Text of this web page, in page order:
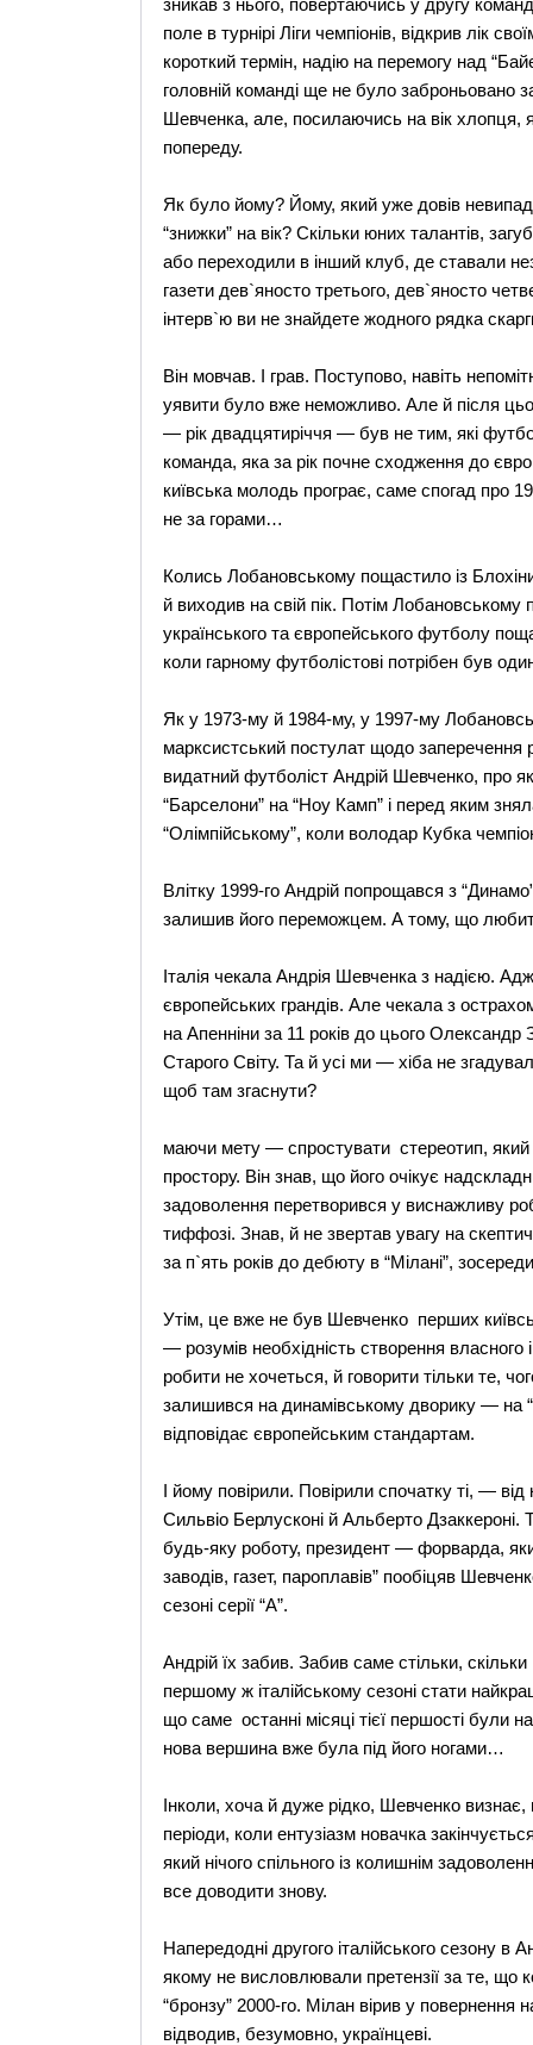
зникав з нього, повертаючись у другу
поле в турнірі Ліги чемпіонів, відкрив лік
короткий термін, надію на перемогу над
головній команді ще не було заброньовано
Шевченка, але, посилаючись на вік хлопця,
попереду.
Як було йому? Йому, який уже довів
“знижки” на вік? Скільки юних талантів,
або переходили в інший клуб, де ставали
газети дев`яносто третього, дев`яносто
інтерв`ю ви не знайдете жодного рядка
Він мовчав. І грав. Поступово, навіть
уявити було вже неможливо. Але й після
— рік двадцятиріччя — був не тим, які
команда, яка за рік почне сходження до
київська молодь програє, саме спогад про
не за горами…
Колись Лобановському пощастило із
й виходив на свій пік. Потім
українського та європейського футболу
коли гарному футболістові потрібен був
Як у 1973-му й 1984-му, у 1997-му
марксистський постулат щодо заперечення
видатний футболіст Андрій Шевченко, про
“Барселони” на “Ноу Камп” і перед яким
“Олімпійському”, коли володар Кубка
Влітку 1999-го Андрій попрощався з
залишив його переможцем. А тому, що
Італія чекала Андрія Шевченка з надією.
європейських грандів. Але чекала з
на Апенніни за 11 років до цього Олександр
Старого Світу. Та й усі ми — хіба не
щоб там згаснути?
маючи мету — спростувати стереотип, який
простору. Він знав, що його очікує
задоволення перетворився у виснажливу
тиффозі. Знав, й не звертав увагу на
за п`ять років до дебюту в “Мілані”,
Утім, це вже не був Шевченко перших
— розумів необхідність створення власного
робити не хочеться, й говорити тільки те,
залишився на динамівському дворику — на
відповідає європейським стандартам.
І йому повірили. Повірили спочатку ті, —
Сильвіо Берлусконі й Альберто
будь-яку роботу, президент — форварда,
заводів, газет, пароплавів” пообіцяв
сезоні серії “А”.
Андрій їх забив. Забив саме стільки,
першому ж італійському сезоні стати
що саме останні місяці тієї першості
нова вершина вже була під його ногами…
Інколи, хоча й дуже рідко, Шевченко
періоди, коли ентузіазм новачка
який нічого спільного із колишнім
все доводити знову.
Напередодні другого італійського сезону в
якому не висловлювали претензії за те, що
“бронзу” 2000-го. Мілан вірив у
відводив, безумовно, українцеві.